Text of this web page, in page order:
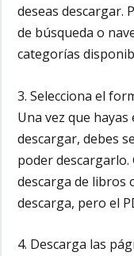
deseas descargar.
de búsqueda o
categorías
3. Selecciona el
Una vez que
descargar, debes
poder descargarlo.
descarga de libros
descarga, pero el
4. Descarga las